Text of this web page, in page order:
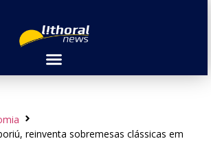
reinventa sobremesas clássicas em